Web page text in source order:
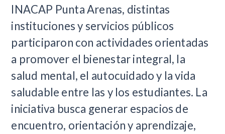
INACAP Punta Arenas, distintas
instituciones y servicios públicos
participaron con actividades orientadas
a promover el bienestar integral, la
salud mental, el autocuidado y la vida
saludable entre las y los estudiantes. La
iniciativa busca generar espacios de
encuentro, orientación y aprendizaje,